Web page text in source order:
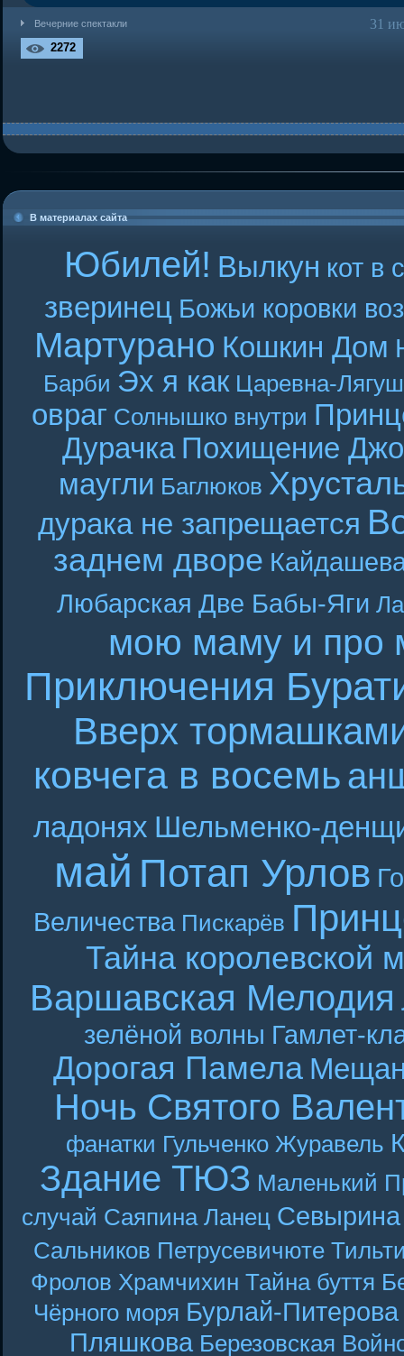
31
Вечерние спектакли
2272
В материалах сайта
Юбилей! Вылкун кот в
зверинец Божьи коровки
Мартурано Кошкин Дом
Барби Эх я как Царевна-
овраг Солнышко внутри
Дурачка Похищение
маугли Баглюков
дурака не запрещается
заднем дворе
Любарская Две Бабы-Яги
мою маму и про
Приключения
Вверх
ковчега в восемь
ладонях Шельменко-
май Потап Урлов
Величества Пискарёв
Тайна королевской
Варшавская Мелодия
зелёной волны Гамлет-
Дорогая Памела
Ночь Святого
фанатки Гульченко Журавель
Здание ТЮЗ Маленький
случай Саяпина Ланец Севырина
Сальников Петрусевичюте
Фролов Храмчихин Тайна буття
Чёрного моря Бурлай-Питерова
Пляшкова Березовская